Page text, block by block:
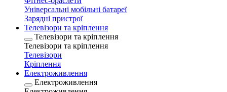
Універсальні мобільні батареї
Зарядні пристрої
Телевізори та кріплення
Телевізори та кріплення
Телевізори та кріплення
Телевізори
Кріплення
Електроживлення
Електроживлення